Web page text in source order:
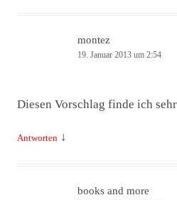
montez
19. Januar 2013 um 2:54
Diesen Vorschlag finde ich
Antworten ↓
books and more